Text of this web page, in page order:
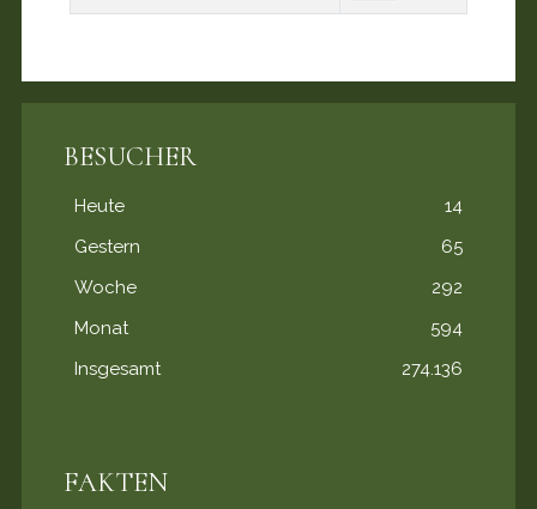
BESUCHER
Heute
14
Gestern
65
Woche
292
Monat
594
Insgesamt
274.136
FAKTEN